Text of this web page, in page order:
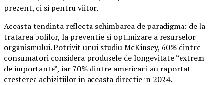
prezent, ci si pentru viitor.
Aceasta tendinta reflecta schimbarea de paradigma: de la
tratarea bolilor, la preventie si optimizare a resurselor
organismului. Potrivit unui studiu McKinsey, 60% dintre
consumatori considera produsele de longevitate “extrem
de importante”, iar 70% dintre americani au raportat
cresterea achizitiilor in aceasta directie in 2024.